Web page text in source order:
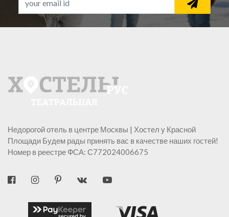
Недорогой отель в центре Москвы | Хостел у Красной
Площади Будем рады принять вас в качестве наших гостей!
Номер в реестре ФСА: С772024006675